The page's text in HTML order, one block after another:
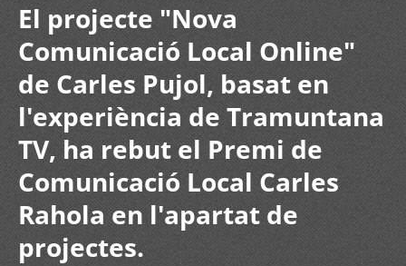
El projecte "Nova
Comunicació Local Online"
de Carles Pujol, basat en
l'experiència de Tramuntana
TV, ha rebut el Premi de
Comunicació Local Carles
Rahola en l'apartat de
projectes.